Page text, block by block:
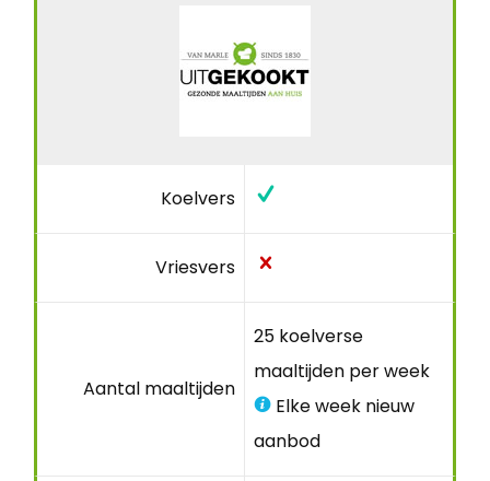
Koelvers
Vriesvers
Aantal maaltijden
25 koelverse
maaltijden per week
Elke week nieuw
aanbod